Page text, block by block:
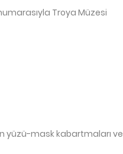
Troya Müzesi
yüzü-mask kabartmaları ve